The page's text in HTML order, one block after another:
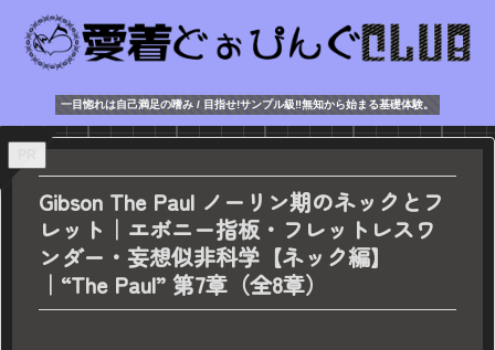
一目惚れは自己満足の嗜み / 目指せ!サンプル級‼無知から始まる基礎体験。
Gibson The Paul ノーリン期のネックとフ
レット｜エボニー指板・フレットレスワ
ンダー・妄想似非科学【ネック編】
｜“The Paul” 第7章（全8章）